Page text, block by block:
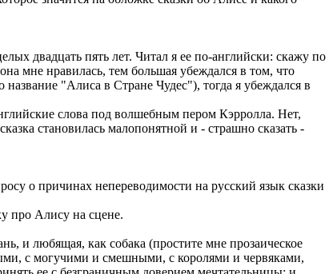
двадцать пять лет. Читал я ее по-английски: скажу по
мне нравилась, тем большая убеждался в том, что
"Алиса в Стране Чудес"), тогда я убеждался в
слова под волшебным пером Кэрролла. Нет,
становилась малопонятной и - страшно сказать -
о причинах непереводимости на русский язык сказки
про Алису на сцене.
и любящая, как собака (простите мне прозаическое
с могучими и смешными, с королями и червяками,